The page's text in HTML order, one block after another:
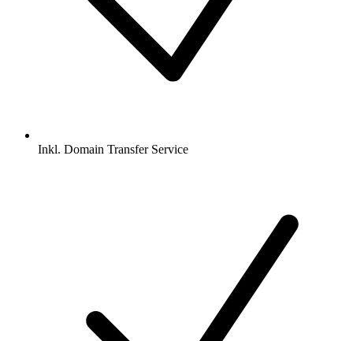
Inkl. Domain Transfer Service